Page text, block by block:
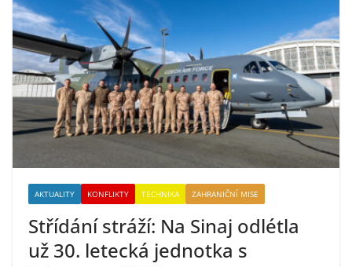
AKTUALITY KONFLIKTY TECHNIKA ZAHRANIČNÍ MISE
Střídání stráží: Na Sinaj odlétla
už 30. letecká jednotka s